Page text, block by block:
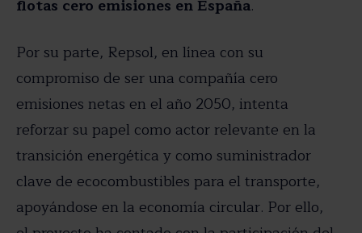
flotas cero emisiones en España.
Por su parte, Repsol, en línea con su
compromiso de ser una compañía cero
emisiones netas en el año 2050, intenta
reforzar su papel como actor relevante en la
transición energética y como suministrador
clave de ecocombustibles para el transporte,
apoyándose en la economía circular. Por ello,